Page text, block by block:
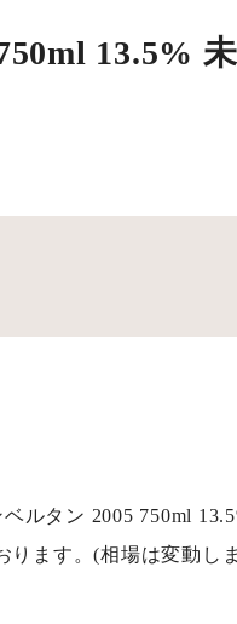
13.5%
ルタン 2005 750ml
ります。(相場は変動し